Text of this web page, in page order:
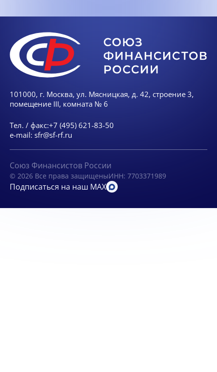
101000, г. Москва, ул. Мясницкая, д. 42, строение 3,
помещение III, комната № 6
Тел. / факс:+7 (495) 621-83-50
e-mail: sfr@sf-rf.ru
Союз Финансистов России
© 2026 Все права защищеныИНН: 7703371989
Подписаться на наш MAX